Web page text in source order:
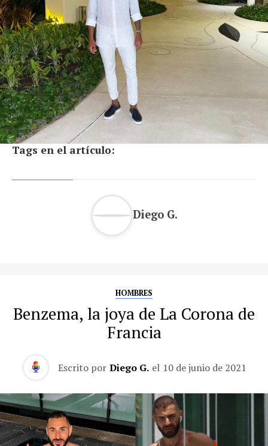
Tags en el artículo:
Diego G.
HOMBRES
Benzema, la joya de La Corona de
Francia
Escrito por Diego G. el 10 de junio de 2021